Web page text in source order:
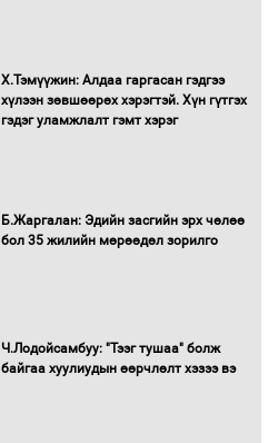
Санхүүгийн хэмнэлтийн горимд эрүүл
мэндийн салбар хамаарахгүй
Нөөцийн махны худалдаа,
борлуулалтыг нээлттэй ил тод
Монгол Улс “COP17”-д “Тал хээрийн
төлөвлөгөө”-гөө танилцуулна
Х.Тэмүүжин: Алдаа гаргасан гэдгээ
хүлээн зөвшөөрөх хэрэгтэй. Хүн гүтгэх
гэдэг уламжлалт гэмт хэрэг
Б.Жаргалан: Эдийн засгийн эрх чөлөө
бол 35 жилийн мөрөөдөл зорилго
Ч.Лодойсамбуу: "Тээг тушаа" болж
байгаа хуулиудын өөрчлөлт хэзээ вэ